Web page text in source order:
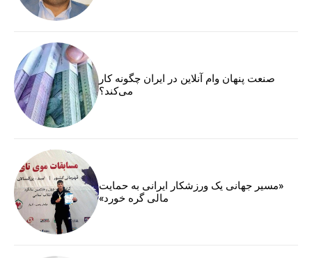
صنعت پنهان وام آنلاین در ایران چگونه کار
می‌کند؟
«مسیر جهانی یک ورزشکار ایرانی به حمایت
مالی گره خورد»